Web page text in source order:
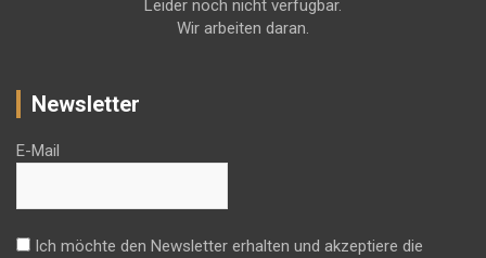
Leider noch nicht verfügbar.
Wir arbeiten daran.
Newsletter
E-Mail
Ich möchte den Newsletter erhalten und akzeptiere die